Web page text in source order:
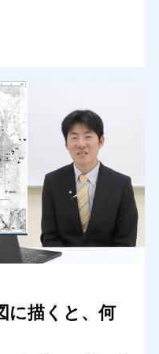
に描くと、何